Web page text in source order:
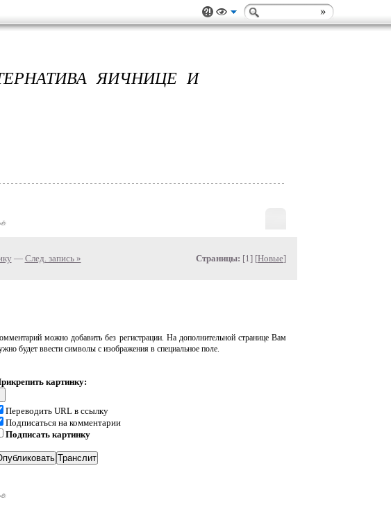
ЯИЧНИЦЕ И
— След. запись » Страницы: [1] [Новые]
можно добавить без регистрации. На дополнительной странице Вам
будет ввести символы с изображения в специальное поле.
картинку:
Переводить URL в ссылку
Подписаться на комментарии
Подписать картинку